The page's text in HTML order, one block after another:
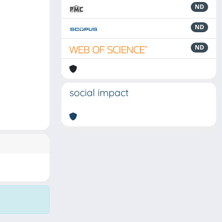
ND
ND
ND
social impact